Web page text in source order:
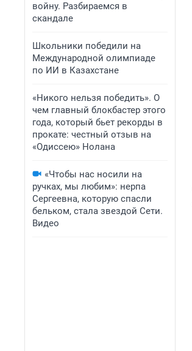
войну. Разбираемся в
скандале
Школьники победили на
Международной олимпиаде
по ИИ в Казахстане
«Никого нельзя победить». О
чем главный блокбастер этого
года, который бьет рекорды в
прокате: честный отзыв на
«Одиссею» Нолана
«Чтобы нас носили на
ручках, мы любим»: нерпа
Сергеевна, которую спасли
бельком, стала звездой Сети.
Видео